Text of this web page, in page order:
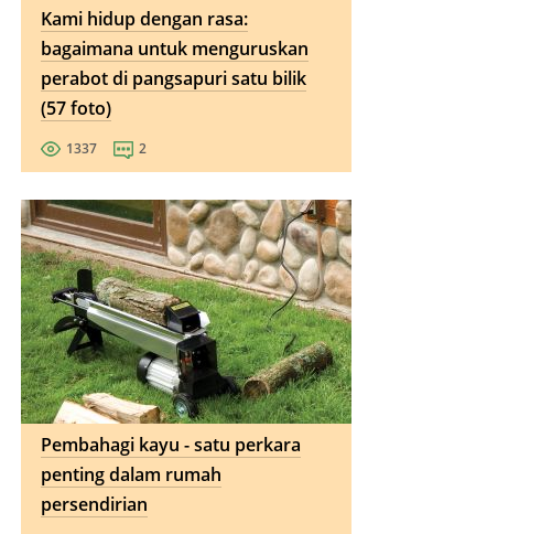
Kami hidup dengan rasa:
bagaimana untuk menguruskan
perabot di pangsapuri satu bilik
(57 foto)
1337 2
Pembahagi kayu - satu perkara
penting dalam rumah
persendirian